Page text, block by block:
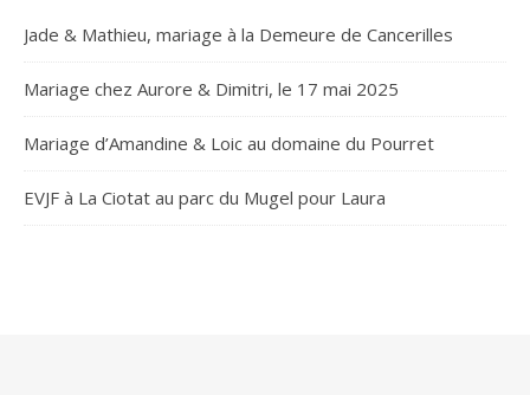
Jade & Mathieu, mariage à la Demeure de Cancerilles
Mariage chez Aurore & Dimitri, le 17 mai 2025
Mariage d’Amandine & Loic au domaine du Pourret
EVJF à La Ciotat au parc du Mugel pour Laura